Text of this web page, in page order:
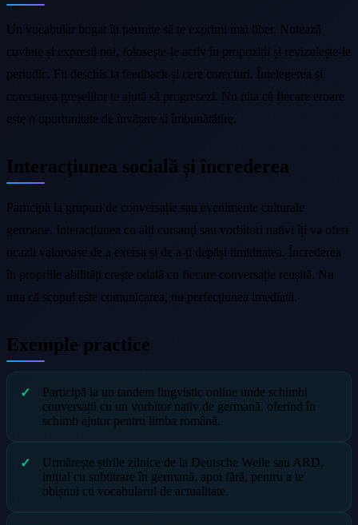
Un vocabular bogat îți permite să te exprimi mai liber. Notează
cuvinte și expresii noi, folosește-le activ în propoziții și revizuiește-le
periodic. Fii deschis la feedback și cere corecturi. Înțelegerea și
corectarea greșelilor te ajută să progresezi. Nu uita că fiecare eroare
este o oportunitate de învățare și îmbunătățire.
Interacțiunea socială și încrederea
Participă la grupuri de conversație sau evenimente culturale
germane. Interacțiunea cu alți cursanți sau vorbitori nativi îți va oferi
ocazii valoroase de a exersa și de a-ți depăși timiditatea. Încrederea
în propriile abilități crește odată cu fiecare conversație reușită. Nu
uita că scopul este comunicarea, nu perfecțiunea imediată.
Exemple practice
Participă la un tandem lingvistic online unde schimbi
conversații cu un vorbitor nativ de germană, oferind în
schimb ajutor pentru limba română.
Urmărește știrile zilnice de la Deutsche Welle sau ARD,
inițial cu subtitrare în germană, apoi fără, pentru a te
obișnui cu vocabularul de actualitate.